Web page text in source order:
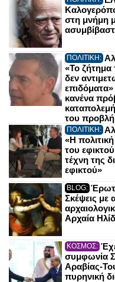
στη μνήμη
ΠΟΛΙΤΙΚΗ:
«Το ζήτημα
δεν
επιδόματα»
κανένα
του
ΠΟΛΙΤΙΚΗ:
«Η
του
τέχνη της
εφικτού»
BLOG:
Σκέψεις με
Αρχαία
ΚΟΣΜΟΣ:
συμφωνία
Αραβίας-
πυρηνική